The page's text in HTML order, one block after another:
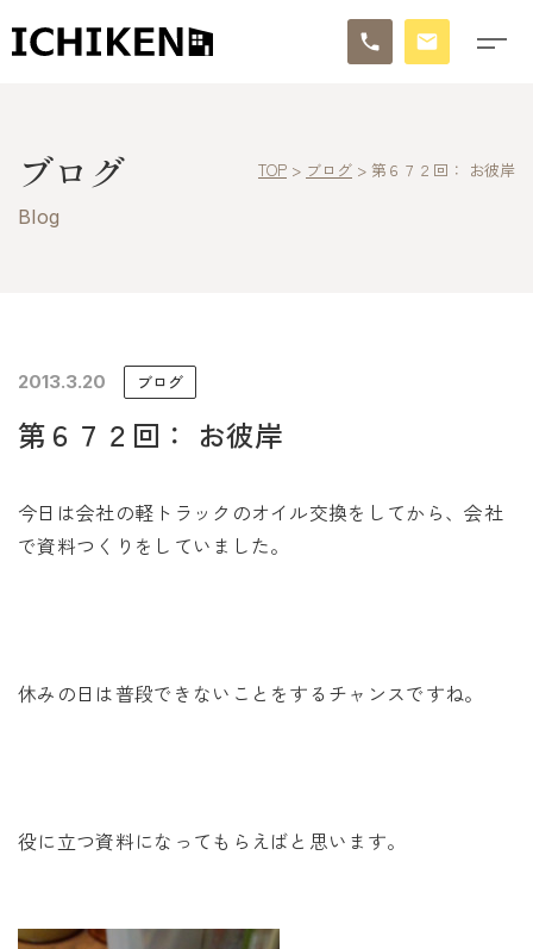
ブログ
イチケンの家づくり
モデルハウス
未来に住み継ぐ平屋
お問い合わせ
Tel. 0257-27-2157
ブログ
Blog
TOP > ブログ > 第６７２回： お彼岸
2013.3.20 ブログ
第６７２回： お彼岸
今日は会社の軽トラックのオイル交換をしてから、会社
で資料つくりをしていました。
休みの日は普段できないことをするチャンスですね。
役に立つ資料になってもらえばと思います。